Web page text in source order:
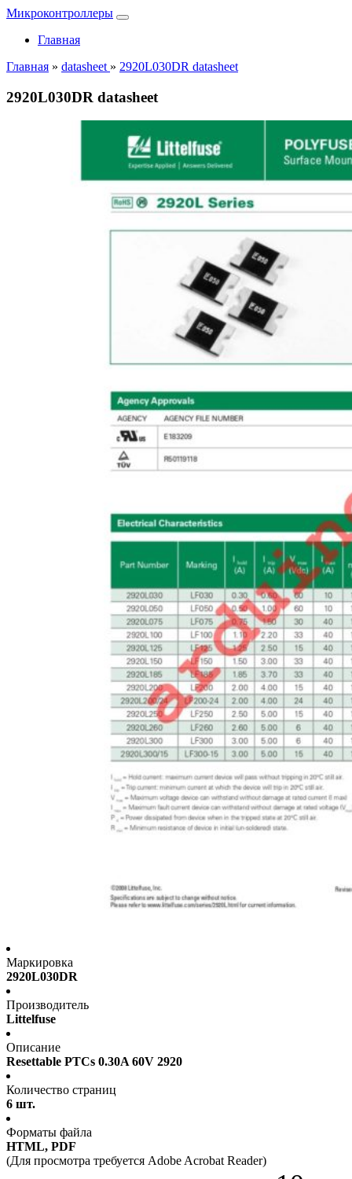
Микроконтроллеры
Главная
Главная » datasheet » 2920L030DR datasheet
2920L030DR datasheet
Маркировка
2920L030DR
Производитель
Littelfuse
Описание
Resettable PTCs 0.30A 60V 2920
Количество страниц
6 шт.
Форматы файла
HTML, PDF
(Для просмотра требуется Adobe Acrobat Reader)